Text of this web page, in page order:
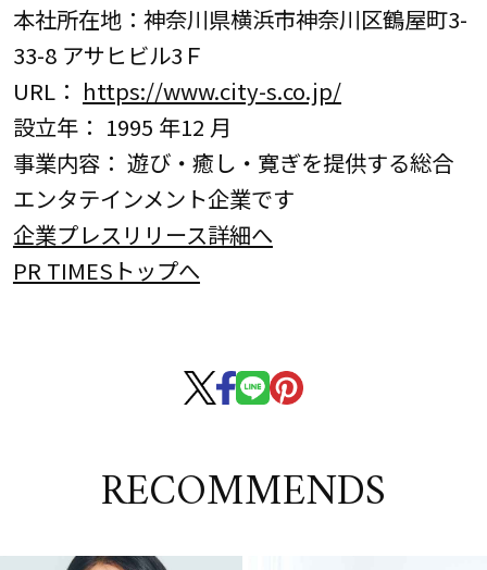
本社所在地：神奈川県横浜市神奈川区鶴屋町3-
33-8 アサヒビル3Ｆ
URL： https://www.city-s.co.jp/
設立年： 1995 年12 月
事業内容： 遊び・癒し・寛ぎを提供する総合
エンタテインメント企業です
企業プレスリリース詳細へ
PR TIMESトップへ
RECOMMENDS